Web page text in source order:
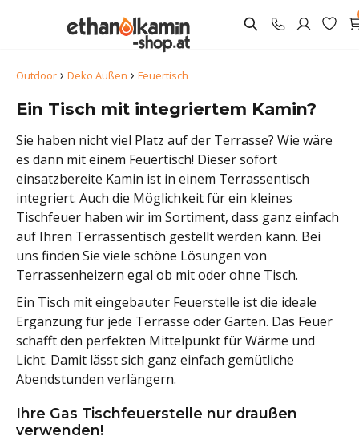
Outdoor › Deko Außen › Feuertisch
Ein Tisch mit integriertem Kamin?
Sie haben nicht viel Platz auf der Terrasse? Wie wäre
es dann mit einem Feuertisch! Dieser sofort
einsatzbereite Kamin ist in einem Terrassentisch
integriert. Auch die Möglichkeit für ein kleines
Tischfeuer haben wir im Sortiment, dass ganz einfach
auf Ihren Terrassentisch gestellt werden kann. Bei
uns finden Sie viele schöne Lösungen von
Terrassenheizern egal ob mit oder ohne Tisch.
Ein Tisch mit eingebauter Feuerstelle ist die ideale
Ergänzung für jede Terrasse oder Garten. Das Feuer
schafft den perfekten Mittelpunkt für Wärme und
Licht. Damit lässt sich ganz einfach gemütliche
Abendstunden verlängern.
Ihre Gas Tischfeuerstelle nur draußen
verwenden!